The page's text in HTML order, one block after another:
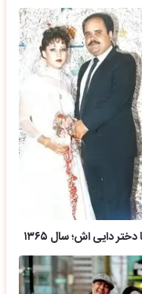
دایی اش؛ سال ۱۳۶۵